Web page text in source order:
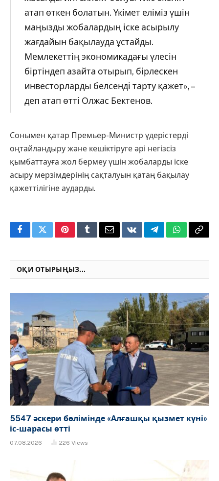
атап өткен болатын. Үкімет еліміз үшін
маңызды жобалардың іске асырылу
жағдайын бақылауда ұстайды.
Мемлекеттің экономикадағы үлесін
біртіндеп азайта отырып, бірлескен
инвесторларды белсенді тарту қажет», –
деп атап өтті Олжас Бектенов.
Сонымен қатар Премьер-Министр үдерістерді
оңтайландыру және кешіктіруге әрі негізсіз
қымбаттауға жол бермеу үшін жобаларды іске
асыру мерзімдерінің сақталуын қатаң бақылау
қажеттілігіне аударды.
FacebookTwitterPinterestTumblrEmailVKontakteTelegramWhatsApp
Copy
ОҚИ ОТЫРЫҢЫЗ...
5547 әскери бөлімінде «Алғашқы қызмет күні»
іс-шарасы өтті
07.08.2026 226 Views